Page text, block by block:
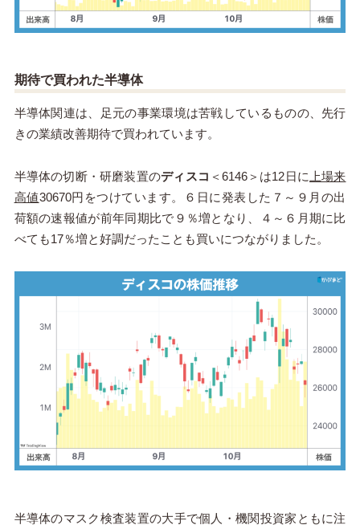
期待で買われた半導体
半導体関連は、足元の事業環境は苦戦しているものの、先行
きの業績改善期待で買われています。
半導体の切断・研磨装置のディスコ ＜6146＞は12日に上場来
高値30670円をつけています。６日に発表した７～９月の出
荷額の速報値が前年同期比で９％増となり、４～６月期に比
べても17％増と好調だったことも買いにつながりました。
半導体のマスク検査装置の大手で個人・機関投資家ともに注